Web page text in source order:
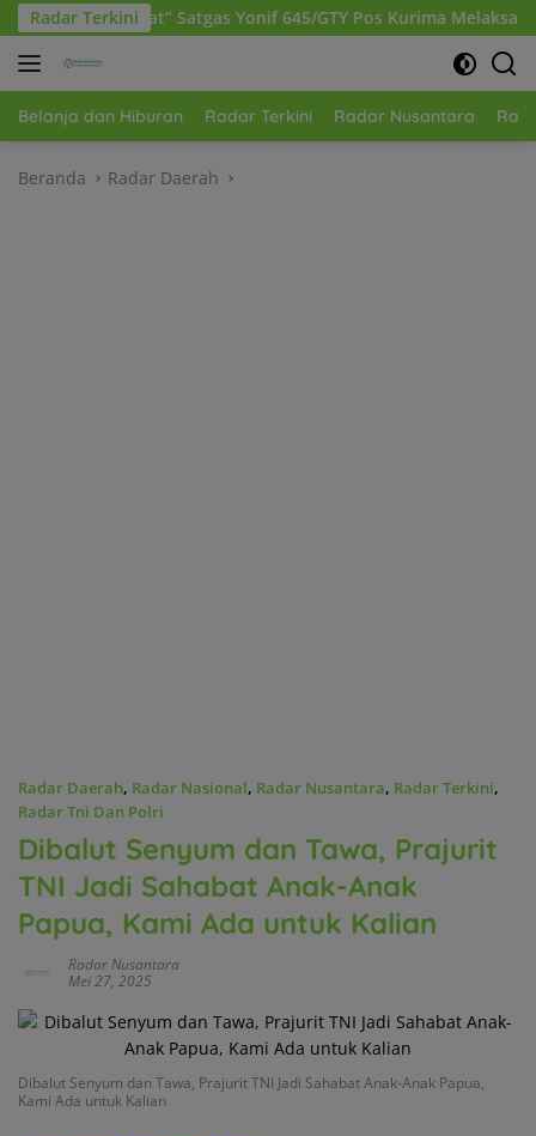
Langsung
ke
konten
Radar Terkini
Yonif 645/GTY Pos Kurima Melaksanakan Pelayanan
Belanja dan Hiburan Radar Terkini Radar Nusantara
Beranda Radar Daerah
Radar Daerah, Radar Nasional, Radar Nusantara, Radar Terkini,
Radar Tni Dan Polri
Dibalut Senyum dan Tawa, Prajurit
TNI Jadi Sahabat Anak-Anak
Papua, Kami Ada untuk Kalian
Radar Nusantara
Mei 27, 2025
Dibalut Senyum dan Tawa, Prajurit TNI Jadi Sahabat Anak-Anak Papua,
Kami Ada untuk Kalian